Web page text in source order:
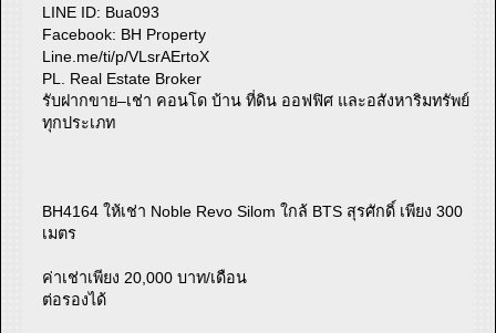
LINE ID: Bua093
Facebook: BH Property
Line.me/ti/p/VLsrAErtoX
PL. Real Estate Broker
รับฝากขาย–เช่า คอนโด บ้าน ที่ดิน ออฟฟิศ และอสังหาริมทรัพย์
ทุกประเภท
BH4164 ให้เช่า Noble Revo Silom ใกล้ BTS สุรศักดิ์ เพียง 300
เมตร
ค่าเช่าเพียง 20,000 บาท/เดือน
ต่อรองได้